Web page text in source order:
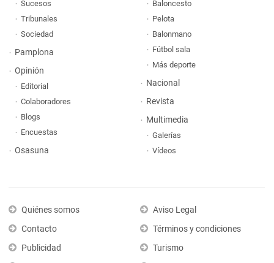
Sucesos
Tribunales
Sociedad
Pamplona
Opinión
Editorial
Colaboradores
Blogs
Encuestas
Osasuna
Baloncesto
Pelota
Balonmano
Fútbol sala
Más deporte
Nacional
Revista
Multimedia
Galerías
Vídeos
Quiénes somos
Contacto
Publicidad
Aviso Legal
Términos y condiciones
Turismo